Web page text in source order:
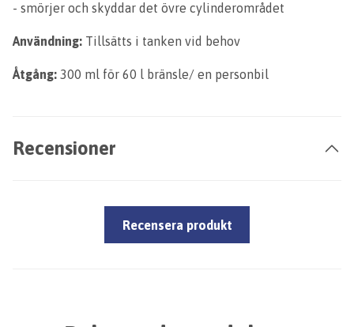
- smörjer och skyddar det övre cylinderområdet
Användning: Tillsätts i tanken vid behov
Åtgång: 300 ml för 60 l bränsle/ en personbil
Recensioner
Recensera produkt